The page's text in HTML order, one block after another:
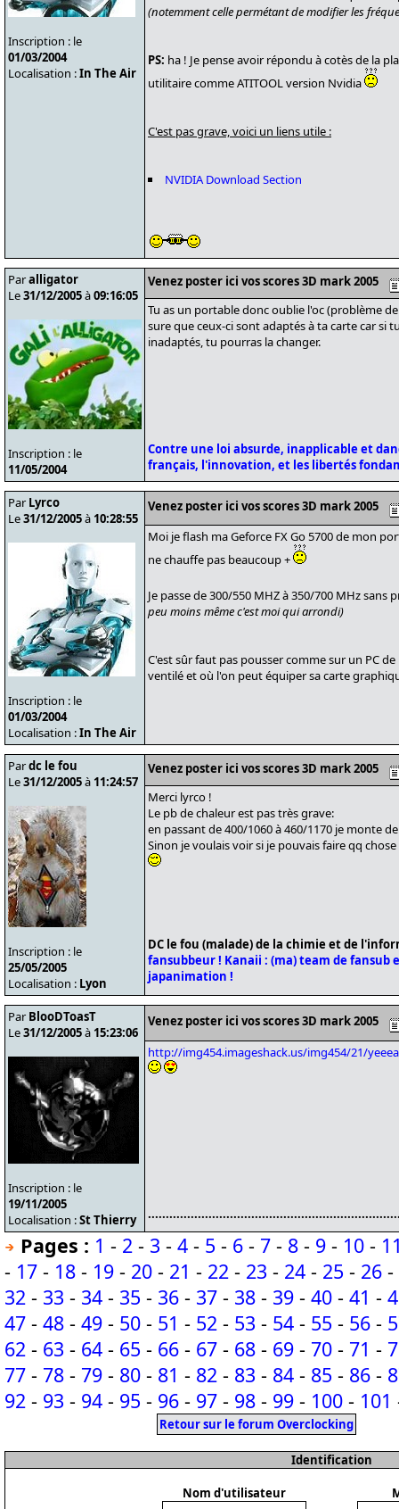
Inscription : le
01/03/2004
Localisation :In The Air
(notemment celle permétant de modifier les
PS: ha ! Je pense avoir répondu à cotès de la
utilitaire comme ATITOOL version Nvidia
C'est pas grave, voici un liens utile :
NVIDIA Download Section
Paralligator
Le31/12/2005à09:16:05
Inscription : le
11/05/2004
Venez poster ici vos scores 3D mark 2005
Tu as un portable donc oublie l'oc (problème
sure que ceux-ci sont adaptés à ta carte car si
inadaptés, tu pourras la changer.
Contre une loi absurde, inapplicable et
français, l'innovation, et les libertés
Par Lyrco
Le31/12/2005à 10:28:55
Inscription : le
01/03/2004
Localisation :In The Air
Venez poster ici vos scores 3D mark 2005
Moi je flash ma Geforce FX Go 5700 de mon
ne chauffe pas beaucoup +
Je passe de 300/550 MHZ à 350/700 MHz sans
peu moins même c'est moi qui arrondi)
C'est sûr faut pas pousser comme sur un PC
ventilé et où l'on peut équiper sa carte
Pardc le fou
Le31/12/2005à 11:24:57
Inscription : le
25/05/2005
Localisation : Lyon
Venez poster ici vos scores 3D mark 2005
Merci lyrco !
Le pb de chaleur est pas très grave:
en passant de 400/1060 à 460/1170 je monte
Sinon je voulais voir si je pouvais faire qq
DC le fou (malade) de la chimie et de
fansubbeur ! Kanaii : (ma) team de fansub
japanimation !
Par BlooDToasT
Le31/12/2005à 15:23:06
Inscription : le
19/11/2005
Localisation :St Thierry
Venez poster ici vos scores 3D mark 2005
http://img454.imageshack.us/img454/21/
Pages : 1 - 2 - 3 - 4 - 5 - 6 - 7 - 8 - 9 - 10 -
- 17 - 18 - 19 - 20 - 21 - 22 - 23 - 24 - 25 - 26 -
32 - 33 - 34 - 35 - 36 - 37 - 38 - 39 - 40 - 41 -
47 - 48 - 49 - 50 - 51 - 52 - 53 - 54 - 55 - 56 -
62 - 63 - 64 - 65 - 66 - 67 - 68 - 69 - 70 - 71 -
77 - 78 - 79 - 80 - 81 - 82 - 83 - 84 - 85 - 86 -
92 - 93 - 94 - 95 - 96 - 97 - 98 - 99 - 100 - 101
Retour sur le forum Overclocking
Identification
Nom d'utilisateur